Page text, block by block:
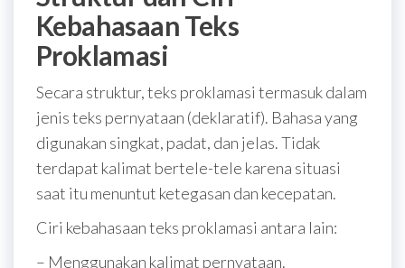
Kebahasaan Teks
Proklamasi
Secara struktur, teks proklamasi termasuk dalam
jenis teks pernyataan (deklaratif). Bahasa yang
digunakan singkat, padat, dan jelas. Tidak
terdapat kalimat bertele-tele karena situasi
saat itu menuntut ketegasan dan kecepatan.
Ciri kebahasaan teks proklamasi antara lain:
– Menggunakan kalimat pernyataan.